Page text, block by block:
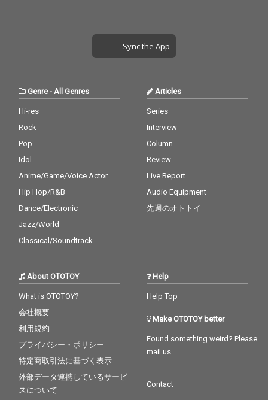
Sync the App
Genre- All Genres
Hi-res
Rock
Pop
Idol
Anime/Game/Voice Actor
Hip Hop/R&B
Dance/Electronic
Jazz/World
Classical/Soundtrack
Articles
Series
Interview
Column
Review
Live Report
Audio Equipment
先週のオトトイ
About OTOTOY
What is OTOTOY?
会社概要
利用規約
プライバシー・ポリシー
特定商取引法に基づく表示
外部データ連携しているサービ
スについて
Help
Help Top
Make OTOTOY better
Found something weird? Please
mail us
Contact